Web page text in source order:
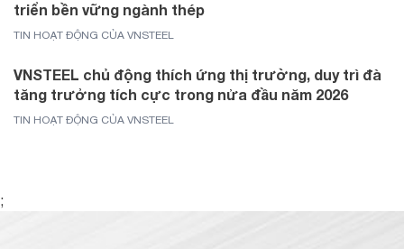
triển bền vững ngành thép
TIN HOẠT ĐỘNG CỦA VNSTEEL
VNSTEEL chủ động thích ứng thị trường, duy trì đà
tăng trưởng tích cực trong nửa đầu năm 2026
TIN HOẠT ĐỘNG CỦA VNSTEEL
;